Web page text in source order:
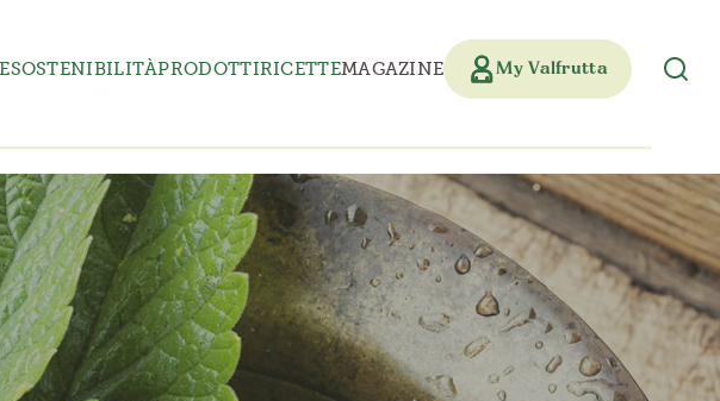
SOSTENIBILITÀPRODOTTIRICETTEMAGAZINE My Valfrutta